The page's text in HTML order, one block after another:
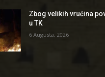
Zbog velikih vrućina
u TK
6 Augusta, 2026